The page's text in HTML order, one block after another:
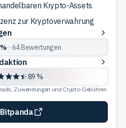
Krypto-Assets
zur Kryptoverwahrung
—64Bewertungen
89 %
Zuwendungen und Crypto-Gebühren